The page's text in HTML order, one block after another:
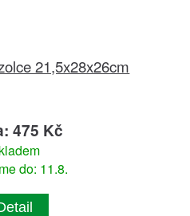
21,5x28x26cm
475 Kč
do: 11.8.